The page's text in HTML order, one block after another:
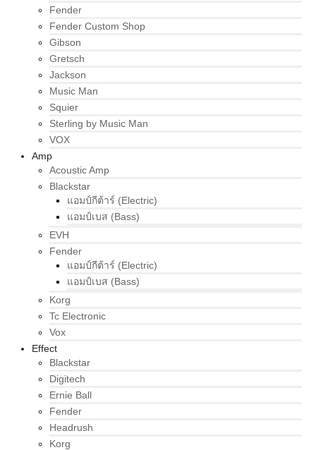
Fender
Fender Custom Shop
Gibson
Gretsch
Jackson
Music Man
Squier
Sterling by Music Man
VOX
Amp
Acoustic Amp
Blackstar
แอมป์กีต้าร์ (Electric)
แอมป์เบส (Bass)
EVH
Fender
แอมป์กีต้าร์ (Electric)
แอมป์เบส (Bass)
Korg
Tc Electronic
Vox
Effect
Blackstar
Digitech
Ernie Ball
Fender
Headrush
Korg